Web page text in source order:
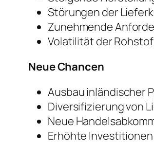
Störungen der
Zunehmende
Volatilität der
Neue Chancen
Ausbau inländischer
Diversifizierung von
Neue
Erhöhte